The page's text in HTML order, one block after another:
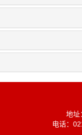
地址
电话：